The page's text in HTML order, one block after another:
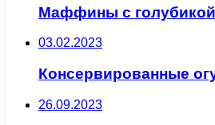
Маффины с голубикой
03.02.2023
Консервированные
26.09.2023